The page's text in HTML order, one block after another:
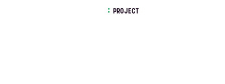
PROJECT